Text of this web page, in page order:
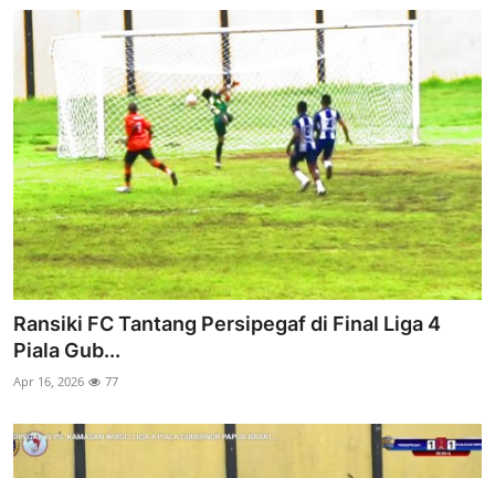
Ransiki FC Tantang Persipegaf di Final Liga 4
Piala Gub...
Apr 16, 2026 77